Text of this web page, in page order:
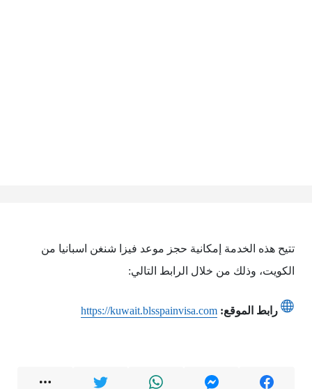
تتيح هذه الخدمة إمكانية حجز موعد فيزا شنغن اسبانيا من
الكويت، وذلك من خلال الرابط التالي:
رابط الموقع: https://kuwait.blsspainvisa.com